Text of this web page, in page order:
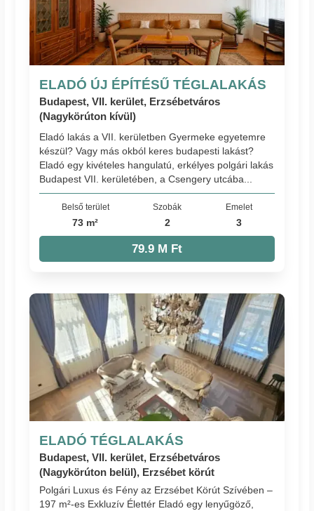
ELADÓ ÚJ ÉPÍTÉSŰ TÉGLALAKÁS
Budapest, VII. kerület, Erzsébetváros
(Nagykörúton kívül)
Eladó lakás a VII. kerületben Gyermeke egyetemre
készül? Vagy más okból keres budapesti lakást?
Eladó egy kivételes hangulatú, erkélyes polgári lakás
Budapest VII. kerületében, a Csengery utcába...
Belső terület
73 m²
Szobák
2
Emelet
3
79.9 M Ft
ELADÓ TÉGLALAKÁS
Budapest, VII. kerület, Erzsébetváros
(Nagykörúton belül), Erzsébet körút
Polgári Luxus és Fény az Erzsébet Körút Szívében –
197 m²-es Exkluzív Élettér Eladó egy lenyűgöző,